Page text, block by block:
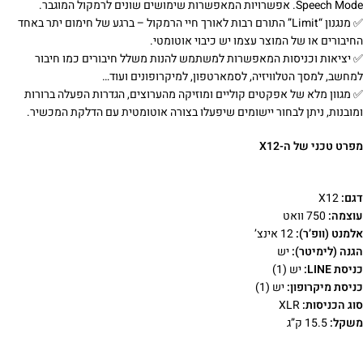
Speech Mode. אפשרויות המאפשרות שימושים שונים לרמקול המוגבר.
✅‌ מנגנון “Limit” התורם רבות לאורך חיי הרמקול – ברגע של חימום יתר באחד
החיבורים או של המוצר עצמו יש כיבוי אוטומטי.
✅‌ יציאות וכניסות המאפשרות למשתמש להנות משלל חיבורים כמו חיבור
למחשב, למסך הטלוויזיה, לסמארטפון, למיקרופונים ועוד…
✅‌ מגוון מלא של אפקטים קוליים ומוזיקה מהערוצים, הגדרות הפעלה ברורות
ומובנות, ניתן לבחור יישומים שיפעלו בצורה אוטומטית עם הדלקת המכשיר.
מפרט טכני של ה-X12
דגם:
עוצמה:
אלמנט (וופ’ר):
הגנה (לימיטר):יש
כניסת LINE:
יש (1)
כניסת מיקרופון:יש (1)
סוג הכניסות:
משקל: